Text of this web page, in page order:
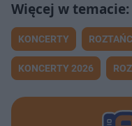
KONCERTY
KONCERTY 2026